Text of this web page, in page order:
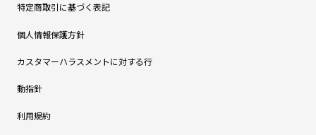
特定商取引に基づく表記
個人情報保護方針
カスタマーハラスメントに対する行
動指針
利用規約